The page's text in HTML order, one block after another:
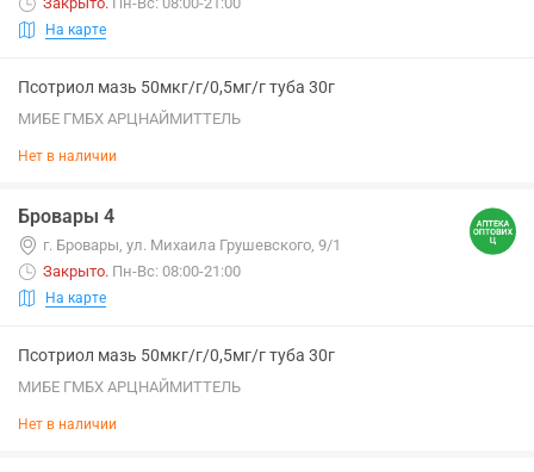
На карте
Псотриол мазь 50мкг/г/0,5мг/г туба 30г
МИБЕ ГМБХ АРЦНАЙМИТТЕЛЬ
Нет в наличии
Бровары 4
г. Бровары, ул. Михаила Грушевского, 9/1
Закрыто. Пн-Вс: 08:00-21:00
На карте
Псотриол мазь 50мкг/г/0,5мг/г туба 30г
МИБЕ ГМБХ АРЦНАЙМИТТЕЛЬ
Нет в наличии